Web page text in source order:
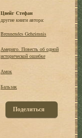
Цвейг Стефан
другие книги автора:
Brennendes Geheimnis
Америго. Повесть об одной
исторической ошибке
Амок
Бальзак
Поделиться